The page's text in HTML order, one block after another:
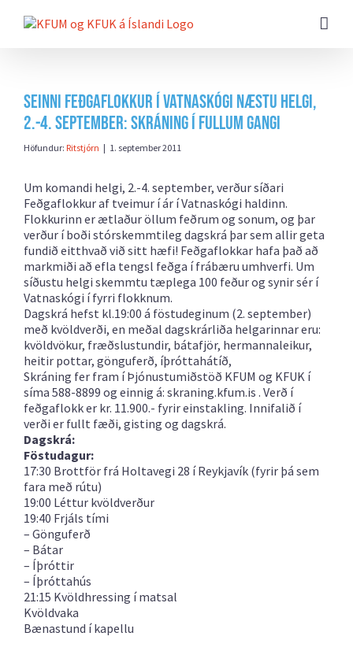
beint
Seinni Feðgaflokkur í Vatnaskógi næstu helgi,
2.-4. september: skráning í fullum gangi
Höfundur: Ritstjórn | 1. september 2011
Um komandi helgi, 2.-4. september, verður síðari
Feðgaflokkur af tveimur í ár í Vatnaskógi haldinn.
Flokkurinn er ætlaður öllum feðrum og sonum, og þar
verður í boði stórskemmtileg dagskrá þar sem allir geta
fundið eitthvað við sitt hæfi! Feðgaflokkar hafa það að
markmiði að efla tengsl feðga í frábæru umhverfi. Um
síðustu helgi skemmtu tæplega 100 feður og synir sér í
Vatnaskógi í fyrri flokknum.
Dagskrá hefst kl.19:00 á föstudeginum (2. september)
með kvöldverði, en meðal dagskrárliða helgarinnar eru:
kvöldvökur, fræðslustundir, bátafjör, hermannaleikur,
heitir pottar, gönguferð, íþróttahátíð,
Skráning fer fram í Þjónustumiðstöð KFUM og KFUK í
síma 588-8899 og einnig á: skraning.kfum.is . Verð í
feðgaflokk er kr. 11.900.- fyrir einstakling. Innifalið í
verði er fullt fæði, gisting og dagskrá.
Dagskrá:
Föstudagur:
17:30 Brottför frá Holtavegi 28 í Reykjavík (fyrir þá sem
fara með rútu)
19:00 Léttur kvöldverður
19:40 Frjáls tími
– Gönguferð
– Bátar
– Íþróttir
– Íþróttahús
21:15 Kvöldhressing í matsal
Kvöldvaka
Bænastund í kapellu